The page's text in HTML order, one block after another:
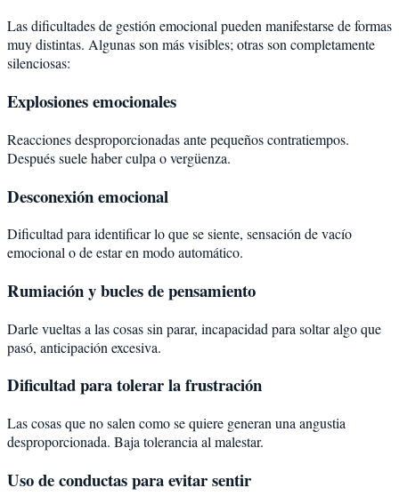
Las dificultades de gestión emocional pueden manifestarse de formas
muy distintas. Algunas son más visibles; otras son completamente
silenciosas:
Explosiones emocionales
Reacciones desproporcionadas ante pequeños contratiempos.
Después suele haber culpa o vergüenza.
Desconexión emocional
Dificultad para identificar lo que se siente, sensación de vacío
emocional o de estar en modo automático.
Rumiación y bucles de pensamiento
Darle vueltas a las cosas sin parar, incapacidad para soltar algo que
pasó, anticipación excesiva.
Dificultad para tolerar la frustración
Las cosas que no salen como se quiere generan una angustia
desproporcionada. Baja tolerancia al malestar.
Uso de conductas para evitar sentir